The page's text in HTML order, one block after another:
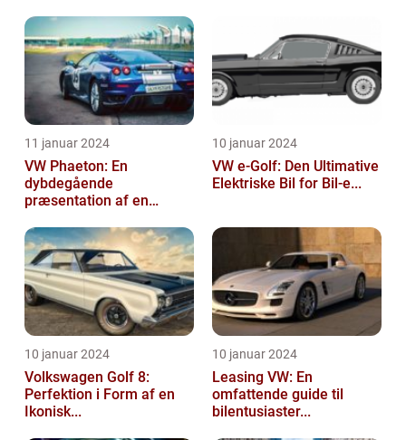
11 januar 2024
VW Phaeton: En
dybdegående
præsentation af en
10 januar 2024
VW e-Golf: Den Ultimative
Elektriske Bil for Bil-e...
10 januar 2024
Volkswagen Golf 8:
Perfektion i Form af en
Ikonisk...
10 januar 2024
Leasing VW: En
omfattende guide til
bilentusiaster...